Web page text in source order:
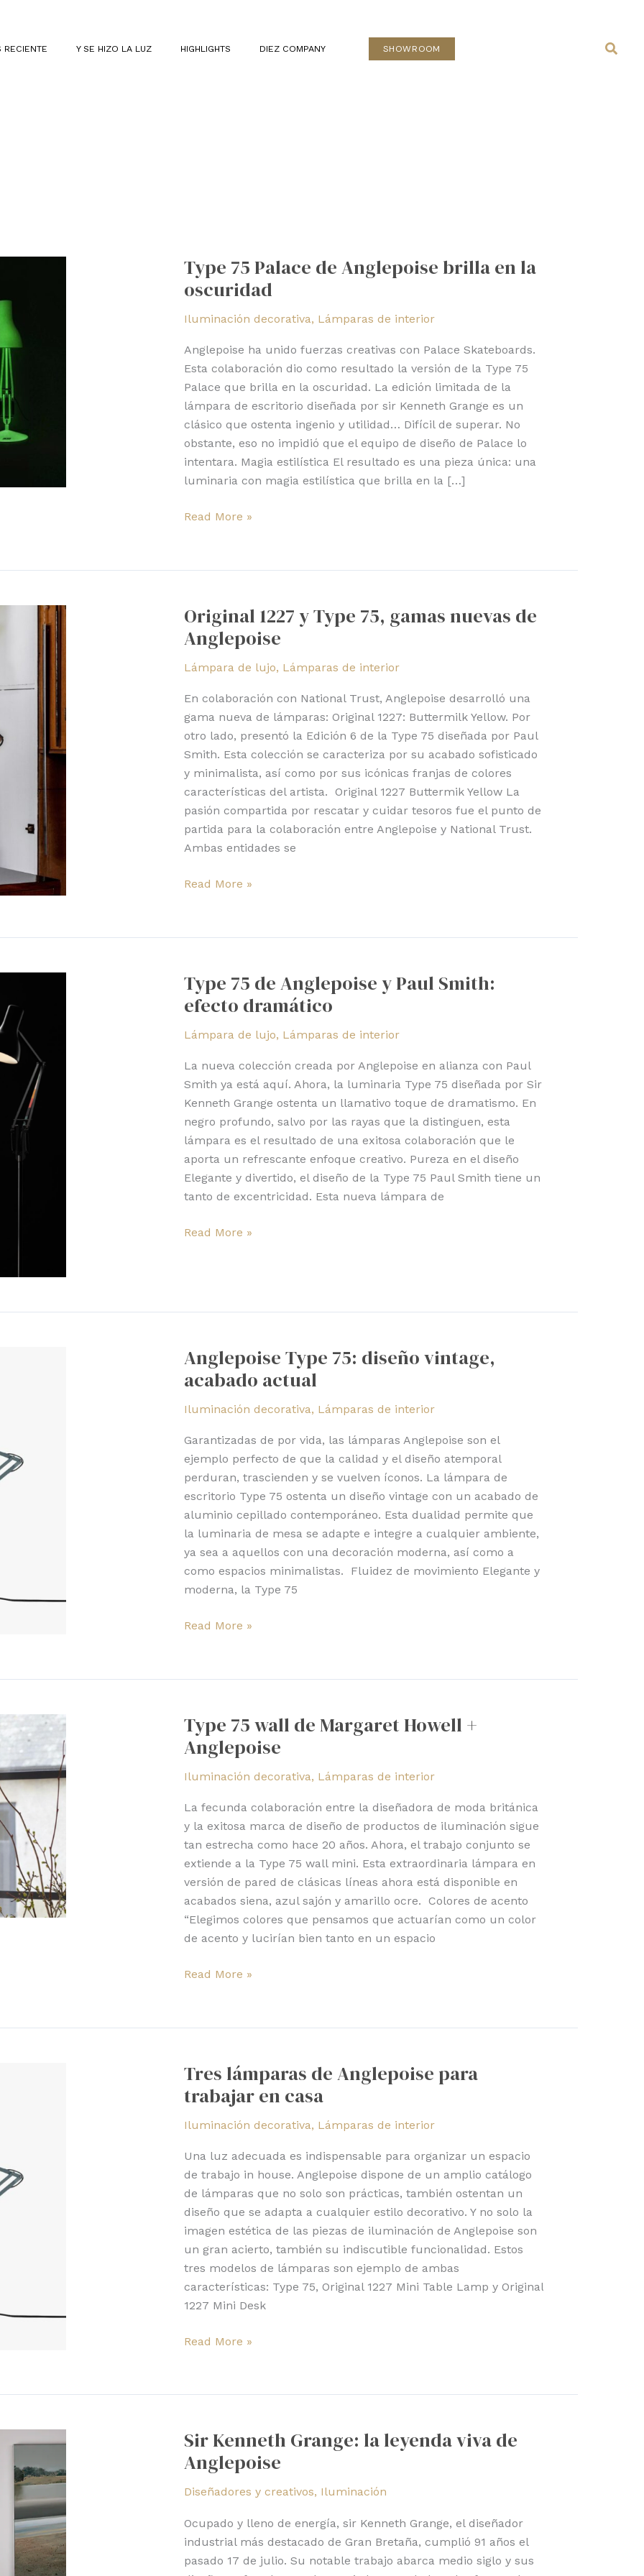
RECIENTE Y SE HIZO LA LUZ HIGHLIGHTS DIEZ COMPANY SHOWROOM
Type 75 Palace de Anglepoise brilla en la
oscuridad
Iluminación decorativa, Lámparas de interior
Anglepoise ha unido fuerzas creativas con Palace Skateboards.
Esta colaboración dio como resultado la versión de la Type 75
Palace que brilla en la oscuridad. La edición limitada de la
lámpara de escritorio diseñada por sir Kenneth Grange es un
clásico que ostenta ingenio y utilidad… Difícil de superar. No
obstante, eso no impidió que el equipo de diseño de Palace lo
intentara. Magia estilística El resultado es una pieza única: una
luminaria con magia estilística que brilla en la […]
Palace
de
brilla
oscuridad
Read More »
Original 1227 y Type 75, gamas nuevas de
Anglepoise
Lámpara de lujo, Lámparas de interior
En colaboración con National Trust, Anglepoise desarrolló una
gama nueva de lámparas: Original 1227: Buttermilk Yellow. Por
otro lado, presentó la Edición 6 de la Type 75 diseñada por Paul
Smith. Esta colección se caracteriza por su acabado sofisticado
y minimalista, así como por sus icónicas franjas de colores
características del artista. Original 1227 Buttermik Yellow La
pasión compartida por rescatar y cuidar tesoros fue el punto de
partida para la colaboración entre Anglepoise y National Trust.
Ambas entidades se
y
Type
gamas
nuevas
Anglepoise
Read More »
Type 75 de Anglepoise y Paul Smith:
efecto dramático
Lámpara de lujo, Lámparas de interior
La nueva colección creada por Anglepoise en alianza con Paul
Smith ya está aquí. Ahora, la luminaria Type 75 diseñada por Sir
Kenneth Grange ostenta un llamativo toque de dramatismo. En
negro profundo, salvo por las rayas que la distinguen, esta
lámpara es el resultado de una exitosa colaboración que le
aporta un refrescante enfoque creativo. Pureza en el diseño
Elegante y divertido, el diseño de la Type 75 Paul Smith tiene un
tanto de excentricidad. Esta nueva lámpara de
de
Anglepoise
Paul
efecto
dramático
Read More »
Anglepoise Type 75: diseño vintage,
acabado actual
Iluminación decorativa, Lámparas de interior
Garantizadas de por vida, las lámparas Anglepoise son el
ejemplo perfecto de que la calidad y el diseño atemporal
perduran, trascienden y se vuelven íconos. La lámpara de
escritorio Type 75 ostenta un diseño vintage con un acabado de
aluminio cepillado contemporáneo. Esta dualidad permite que
la luminaria de mesa se adapte e integre a cualquier ambiente,
ya sea a aquellos con una decoración moderna, así como a
como espacios minimalistas. Fluidez de movimiento Elegante y
moderna, la Type 75
75:
diseño
acabado
Read More »
Type 75 wall de Margaret Howell +
Anglepoise
Iluminación decorativa, Lámparas de interior
La fecunda colaboración entre la diseñadora de moda británica
y la exitosa marca de diseño de productos de iluminación sigue
tan estrecha como hace 20 años. Ahora, el trabajo conjunto se
extiende a la Type 75 wall mini. Esta extraordinaria lámpara en
versión de pared de clásicas líneas ahora está disponible en
acabados siena, azul sajón y amarillo ocre. Colores de acento
“Elegimos colores que pensamos que actuarían como un color
de acento y lucirían bien tanto en un espacio
wall
de
Margaret
Howell
Read More »
Tres lámparas de Anglepoise para
trabajar en casa
Iluminación decorativa, Lámparas de interior
Una luz adecuada es indispensable para organizar un espacio
de trabajo in house. Anglepoise dispone de un amplio catálogo
de lámparas que no solo son prácticas, también ostentan un
diseño que se adapta a cualquier estilo decorativo. Y no solo la
imagen estética de las piezas de iluminación de Anglepoise son
un gran acierto, también su indiscutible funcionalidad. Estos
tres modelos de lámparas son ejemplo de ambas
características: Type 75, Original 1227 Mini Table Lamp y Original
1227 Mini Desk
de
Anglepoise
trabajar
Read More »
Sir Kenneth Grange: la leyenda viva de
Anglepoise
Diseñadores y creativos, Iluminación
Ocupado y lleno de energía, sir Kenneth Grange, el diseñador
industrial más destacado de Gran Bretaña, cumplió 91 años el
pasado 17 de julio. Su notable trabajo abarca medio siglo y sus
Grange:
la
viva